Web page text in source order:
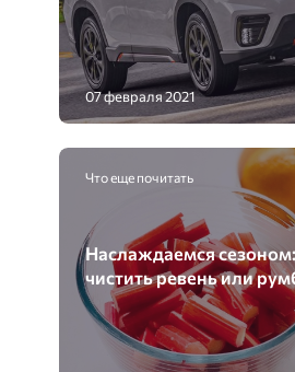
07 февраля 2021
Что еще почитать
Наслаждаемся
чистить ревень или